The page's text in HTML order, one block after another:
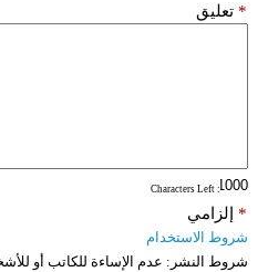
تعليق *
: Characters Left
إلزامي *
شروط الاستخدام
شروط النشر: عدم الإساءة للكاتب أو